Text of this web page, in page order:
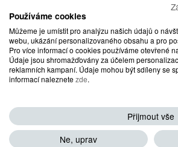
Používáme cookies
Můžeme je umístit pro analýzu našich údajů o
webu, ukázání personalizovaného obsahu a pro
Pro více informací o cookies používáme otevřené
Údaje jsou shromažďovány za účelem
reklamních kampaní. Údaje mohou být sdíleny se
informací naleznetezde.
Přijmout vše
Ne, uprav